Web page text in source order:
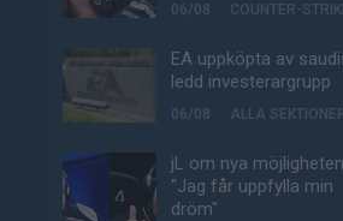
06/08 COUNTER-
EA uppköpta av
ledd investerargrupp
06/08 ALLA
jL om nya
"Jag får uppfylla min
dröm"